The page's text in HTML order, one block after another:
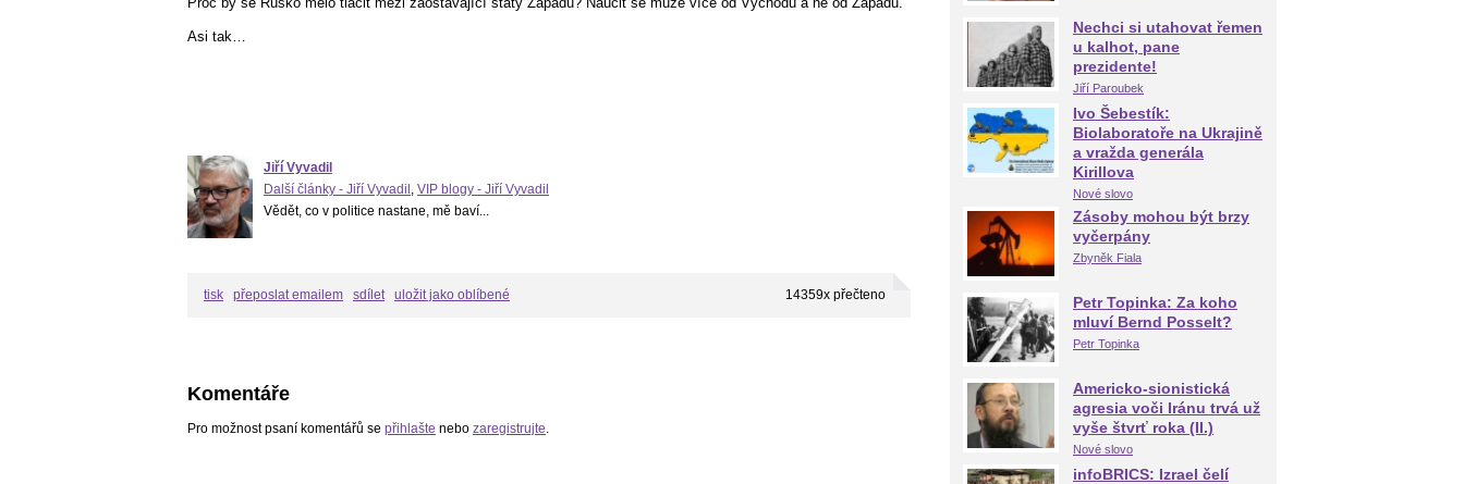
Asi tak…
Jiří Vyvadil
Další články - Jiří Vyvadil , VIP blogy - Jiří Vyvadil
Vědět, co v politice nastane, mě baví...
tisk přeposlat emailem sdílet uložit jako oblíbené 14359x přečteno
Komentáře
Pro možnost psaní komentářů se přihlašte nebo zaregistrujte.
Nechci si utahovat řemen
u kalhot, pane
prezidente!
Jiří Paroubek
Ivo Šebestík:
Biolaboratoře na Ukrajině
a vražda generála
Kirillova
Nové slovo
Zásoby mohou být brzy
vyčerpány
Zbyněk Fiala
Petr Topinka: Za koho
mluví Bernd Posselt?
Petr Topinka
Americko-sionistická
agresia voči Iránu trvá už
vyše štvrť roka (II.)
Nové slovo
infoBRICS: Izrael čelí